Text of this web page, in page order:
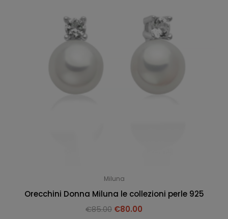
Miluna
Orecchini Donna Miluna le collezioni perle 925
€85.00 €80.00